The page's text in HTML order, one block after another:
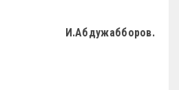
И.Абдужабборов.